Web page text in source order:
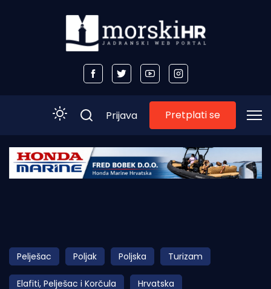
Početna
Obala
Otoci
Prijava Pretplati se
Pelješac Poljak Poljska Turizam
Elafiti, Pelješac i Korčula Hrvatska